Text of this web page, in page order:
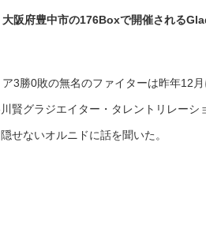
阪府豊中市の176Boxで開催される
3勝0敗の無名のファイターは昨年12
賢グラジエイター・タレントリレー
せないオルニドに話を聞いた。